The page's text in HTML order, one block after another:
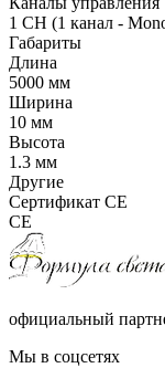
1 CH (1 канал -
Габариты
Длина
5000 мм
Ширина
10 мм
Высота
1.3 мм
Другие
Сертификат CE
CE
официальный
Мы в соцсетях